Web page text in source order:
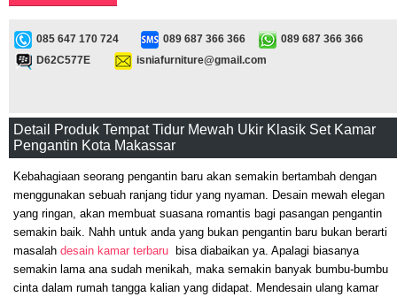
085 647 170 724 089 687 366 366
089 687 366 366
D62C577E
isniafurniture@gmail.com
Detail Produk Tempat Tidur Mewah Ukir Klasik Set Kamar
Pengantin Kota Makassar
Kebahagiaan seorang pengantin baru akan semakin bertambah dengan
menggunakan sebuah ranjang tidur yang nyaman. Desain mewah elegan
yang ringan, akan membuat suasana romantis bagi pasangan pengantin
semakin baik. Nahh untuk anda yang bukan pengantin baru bukan berarti
masalah desain kamar terbaru bisa diabaikan ya. Apalagi biasanya
semakin lama ana sudah menikah, maka semakin banyak bumbu-bumbu
cinta dalam rumah tangga kalian yang didapat. Mendesain ulang kamar